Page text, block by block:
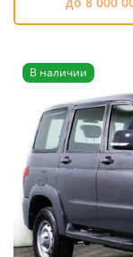
В наличии